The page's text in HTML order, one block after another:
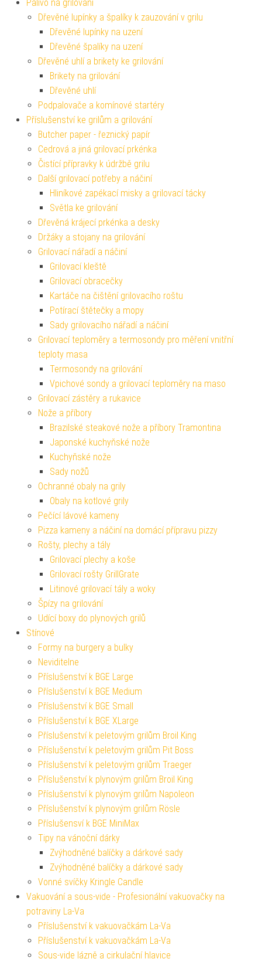
Palivo na grilování
Dřevěné lupínky a špalíky k zauzování v grilu
Dřevěné lupínky na uzení
Dřevěné špalíky na uzení
Dřevěné uhlí a brikety ke grilování
Brikety na grilování
Dřevěné uhlí
Podpalovače a komínové startéry
Příslušenství ke grilům a grilování
Butcher paper - řeznický papír
Cedrová a jiná grilovací prkénka
Čistící přípravky k údržbě grilu
Další grilovací potřeby a náčiní
Hliníkové zapékací misky a grilovací tácky
Světla ke grilování
Dřevěná krájecí prkénka a desky
Držáky a stojany na grilování
Grilovací nářadí a náčiní
Grilovací kleště
Grilovací obracečky
Kartáče na čištění grilovacího roštu
Potírací štětečky a mopy
Sady grilovacího nářadí a náčiní
Grilovací teploměry a termosondy pro měření vnitřní
teploty masa
Termosondy na grilování
Vpichové sondy a grilovací teploměry na maso
Grilovací zástěry a rukavice
Nože a příbory
Brazilské steakové nože a příbory Tramontina
Japonské kuchyňské nože
Kuchyňské nože
Sady nožů
Ochranné obaly na grily
Obaly na kotlové grily
Pečící lávové kameny
Pizza kameny a náčiní na domácí přípravu pizzy
Rošty, plechy a tály
Grilovací plechy a koše
Grilovací rošty GrillGrate
Litinové grilovací tály a woky
Špízy na grilování
Udící boxy do plynových grilů
Stínové
Formy na burgery a bulky
Neviditelne
Příslušenství k BGE Large
Příslušenství k BGE Medium
Příslušenství k BGE Small
Příslušenství k BGE XLarge
Příslušenství k peletovým grilům Broil King
Příslušenství k peletovým grilům Pit Boss
Příslušenství k peletovým grilům Traeger
Příslušenství k plynovým grilům Broil King
Příslušenství k plynovým grilům Napoleon
Příslušenství k plynovým grilům Rösle
Příslušensví k BGE MiniMax
Tipy na vánoční dárky
Zvýhodněné balíčky a dárkové sady
Zvýhodněné balíčky a dárkové sady
Vonné svíčky Kringle Candle
Vakuování a sous-vide - Profesionální vakuovačky na
potraviny La-Va
Příslušenství k vakuovačkám La-Va
Příslušenství k vakuovačkám La-Va
Sous-vide lázně a cirkulační hlavice